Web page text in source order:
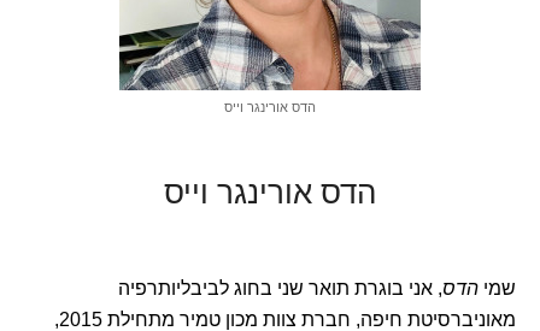
הדס אורינגר וייס
הדס אורינגר וייס
שמי הדס, אני בוגרת תואר שני בחוג לביבליותרפיה
מאוניברסיטת חיפה, חברת צוות מכון טמיר מתחילת 2015,